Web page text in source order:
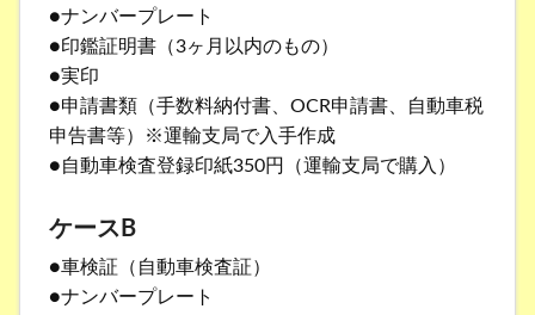
●ナンバープレート
●印鑑証明書（3ヶ月以内のもの）
●実印
●申請書類（手数料納付書、OCR申請書、自動車税
申告書等）※運輸支局で入手作成
●自動車検査登録印紙350円（運輸支局で購入）
ケースB
●車検証（自動車検査証）
●ナンバープレート